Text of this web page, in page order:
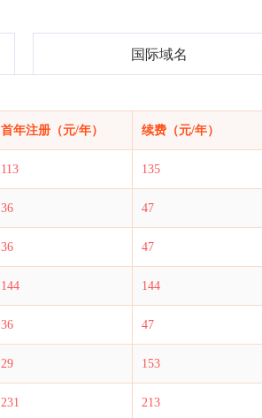
国际域名
首年注册（元/年） 续费（元/年）
113 135
36 47
36 47
144 144
36 47
29 153
231 213